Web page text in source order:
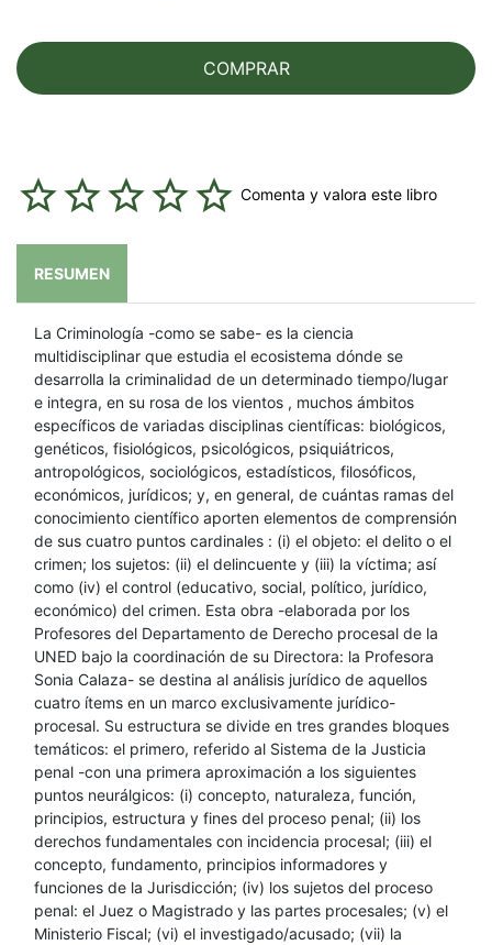
COMPRAR
Comenta y valora este libro
RESUMEN
La Criminología -como se sabe- es la ciencia
multidisciplinar que estudia el ecosistema dónde se
desarrolla la criminalidad de un determinado tiempo/lugar
e integra, en su rosa de los vientos , muchos ámbitos
específicos de variadas disciplinas científicas: biológicos,
genéticos, fisiológicos, psicológicos, psiquiátricos,
antropológicos, sociológicos, estadísticos, filosóficos,
económicos, jurídicos; y, en general, de cuántas ramas del
conocimiento científico aporten elementos de comprensión
de sus cuatro puntos cardinales : (i) el objeto: el delito o el
crimen; los sujetos: (ii) el delincuente y (iii) la víctima; así
como (iv) el control (educativo, social, político, jurídico,
económico) del crimen. Esta obra -elaborada por los
Profesores del Departamento de Derecho procesal de la
UNED bajo la coordinación de su Directora: la Profesora
Sonia Calaza- se destina al análisis jurídico de aquellos
cuatro ítems en un marco exclusivamente jurídico-
procesal. Su estructura se divide en tres grandes bloques
temáticos: el primero, referido al Sistema de la Justicia
penal -con una primera aproximación a los siguientes
puntos neurálgicos: (i) concepto, naturaleza, función,
principios, estructura y fines del proceso penal; (ii) los
derechos fundamentales con incidencia procesal; (iii) el
concepto, fundamento, principios informadores y
funciones de la Jurisdicción; (iv) los sujetos del proceso
penal: el Juez o Magistrado y las partes procesales; (v) el
Ministerio Fiscal; (vi) el investigado/acusado; (vii) la